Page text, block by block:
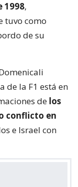
1998,
tuvo como
de su
de la F1 está en
de los
conflicto en
e Israel con